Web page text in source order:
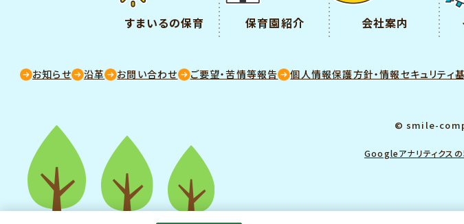
すまいるの保育 保育園紹介 会社案内
お知らせ 沿革 お問い合わせ ご要望・苦情等報告 個人情報保護方針・情報セキュリテ
© smile-
Googleアナリティクス